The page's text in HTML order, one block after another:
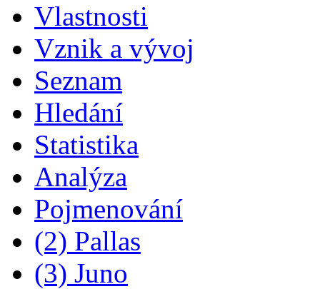
Vlastnosti
Vznik a vývoj
Seznam
Hledání
Statistika
Analýza
Pojmenování
(2) Pallas
(3) Juno